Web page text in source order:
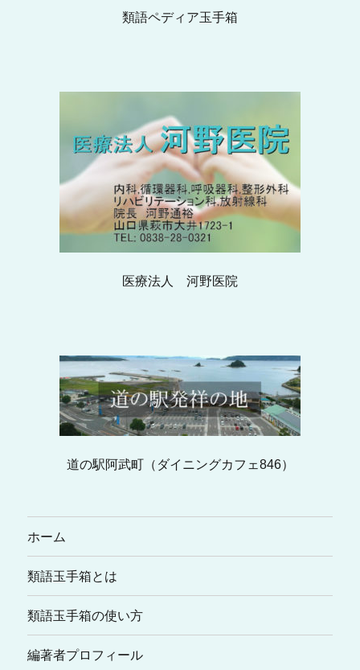
類語ペディア玉手箱
医療法人 河野医院
道の駅阿武町（ダイニングカフェ846）
ホーム
類語玉手箱とは
類語玉手箱の使い方
編著者プロフィール